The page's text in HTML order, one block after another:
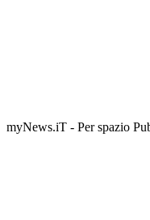
myNews.iT - Per spazio